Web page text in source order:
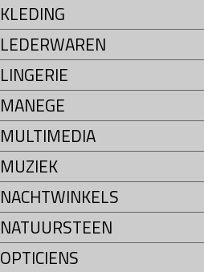
KLEDING
LEDERWAREN
LINGERIE
MANEGE
MULTIMEDIA
MUZIEK
NACHTWINKELS
NATUURSTEEN
OPTICIENS